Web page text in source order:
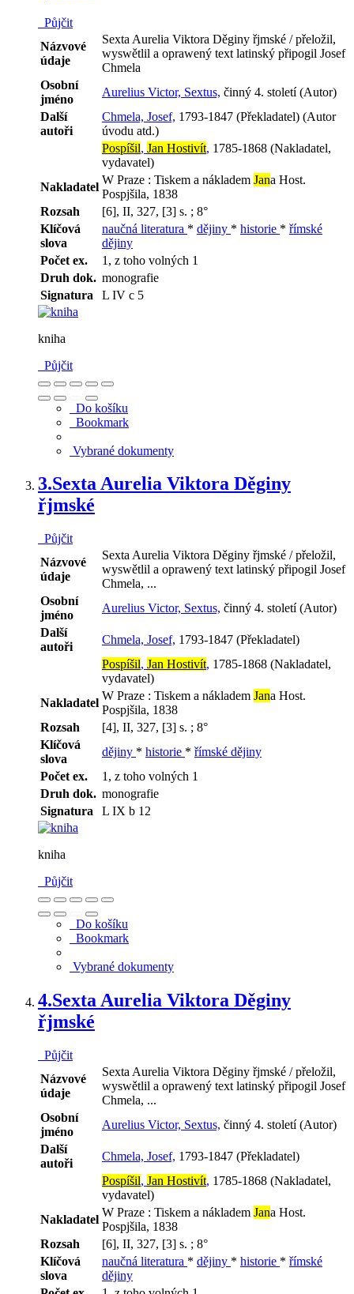
Půjčit
Názvové
údaje
Sexta Aurelia Viktora Děginy řjmské / přeložil,
wyswětlil a oprawený text latinský připogil Josef
Chmela
Osobní
jméno
Aurelius Victor, Sextus, činný 4. století (Autor)
Další
autoři
Chmela, Josef, 1793-1847 (Překladatel) (Autor
úvodu atd.)
Pospíšil, Jan Hostivít, 1785-1868 (Nakladatel,
vydavatel)
Nakladatel
W Praze : Tiskem a nákladem Jana Host.
Pospjšila, 1838
Rozsah
[6], II, 327, [3] s. ; 8°
Klíčová
slova
naučná literatura * dějiny * historie * římské
dějiny
Počet ex.
1, z toho volných 1
Druh dok. monografie
Signatura
L IV c 5
kniha
Půjčit
Do košíku
Bookmark
Vybrané dokumenty
3.Sexta Aurelia Viktora Děginy
řjmské
Půjčit
Názvové
údaje
Sexta Aurelia Viktora Děginy řjmské / přeložil,
wyswětlil a oprawený text latinský připogil Josef
Chmela, ...
Osobní
jméno
Aurelius Victor, Sextus, činný 4. století (Autor)
Další
autoři
Chmela, Josef, 1793-1847 (Překladatel)
Pospíšil, Jan Hostivít, 1785-1868 (Nakladatel,
vydavatel)
Nakladatel
W Praze : Tiskem a nákladem Jana Host.
Pospjšila, 1838
Rozsah
[4], II, 327, [3] s. ; 8°
Klíčová
slova
dějiny * historie * římské dějiny
Počet ex.
1, z toho volných 1
Druh dok. monografie
Signatura
L IX b 12
kniha
Půjčit
Do košíku
Bookmark
Vybrané dokumenty
4.Sexta Aurelia Viktora Děginy
řjmské
Půjčit
Názvové
údaje
Sexta Aurelia Viktora Děginy řjmské / přeložil,
wyswětlil a oprawený text latinský připogil Josef
Chmela, ...
Osobní
jméno
Aurelius Victor, Sextus, činný 4. století (Autor)
Další
autoři
Chmela, Josef, 1793-1847 (Překladatel)
Pospíšil, Jan Hostivít, 1785-1868 (Nakladatel,
vydavatel)
Nakladatel
W Praze : Tiskem a nákladem Jana Host.
Pospjšila, 1838
Rozsah
[6], II, 327, [3] s. ; 8°
Klíčová
slova
naučná literatura * dějiny * historie * římské
dějiny